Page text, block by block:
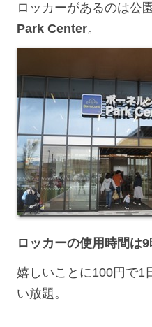
ロッカーがあるのは公
Park Center。
ロッカーの使用時間は9
嬉しいことに100円で1
い放題。